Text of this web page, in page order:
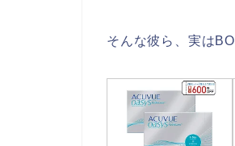
そんな彼ら、実は